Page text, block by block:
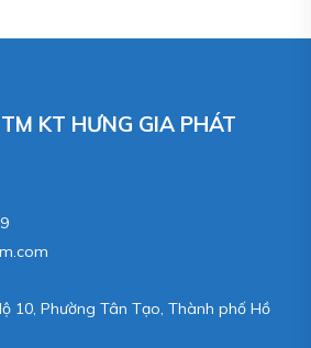
KT HƯNG GIA PHÁT
10, Phường Tân Tạo, Thành phố Hồ